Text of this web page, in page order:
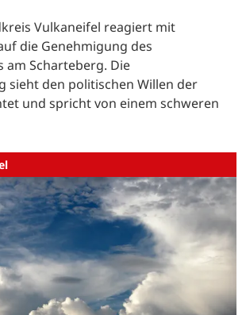
Vulkaneifel reagiert mit
die Genehmigung des
am Scharteberg. Die
sieht den politischen Willen der
und spricht von einem schweren